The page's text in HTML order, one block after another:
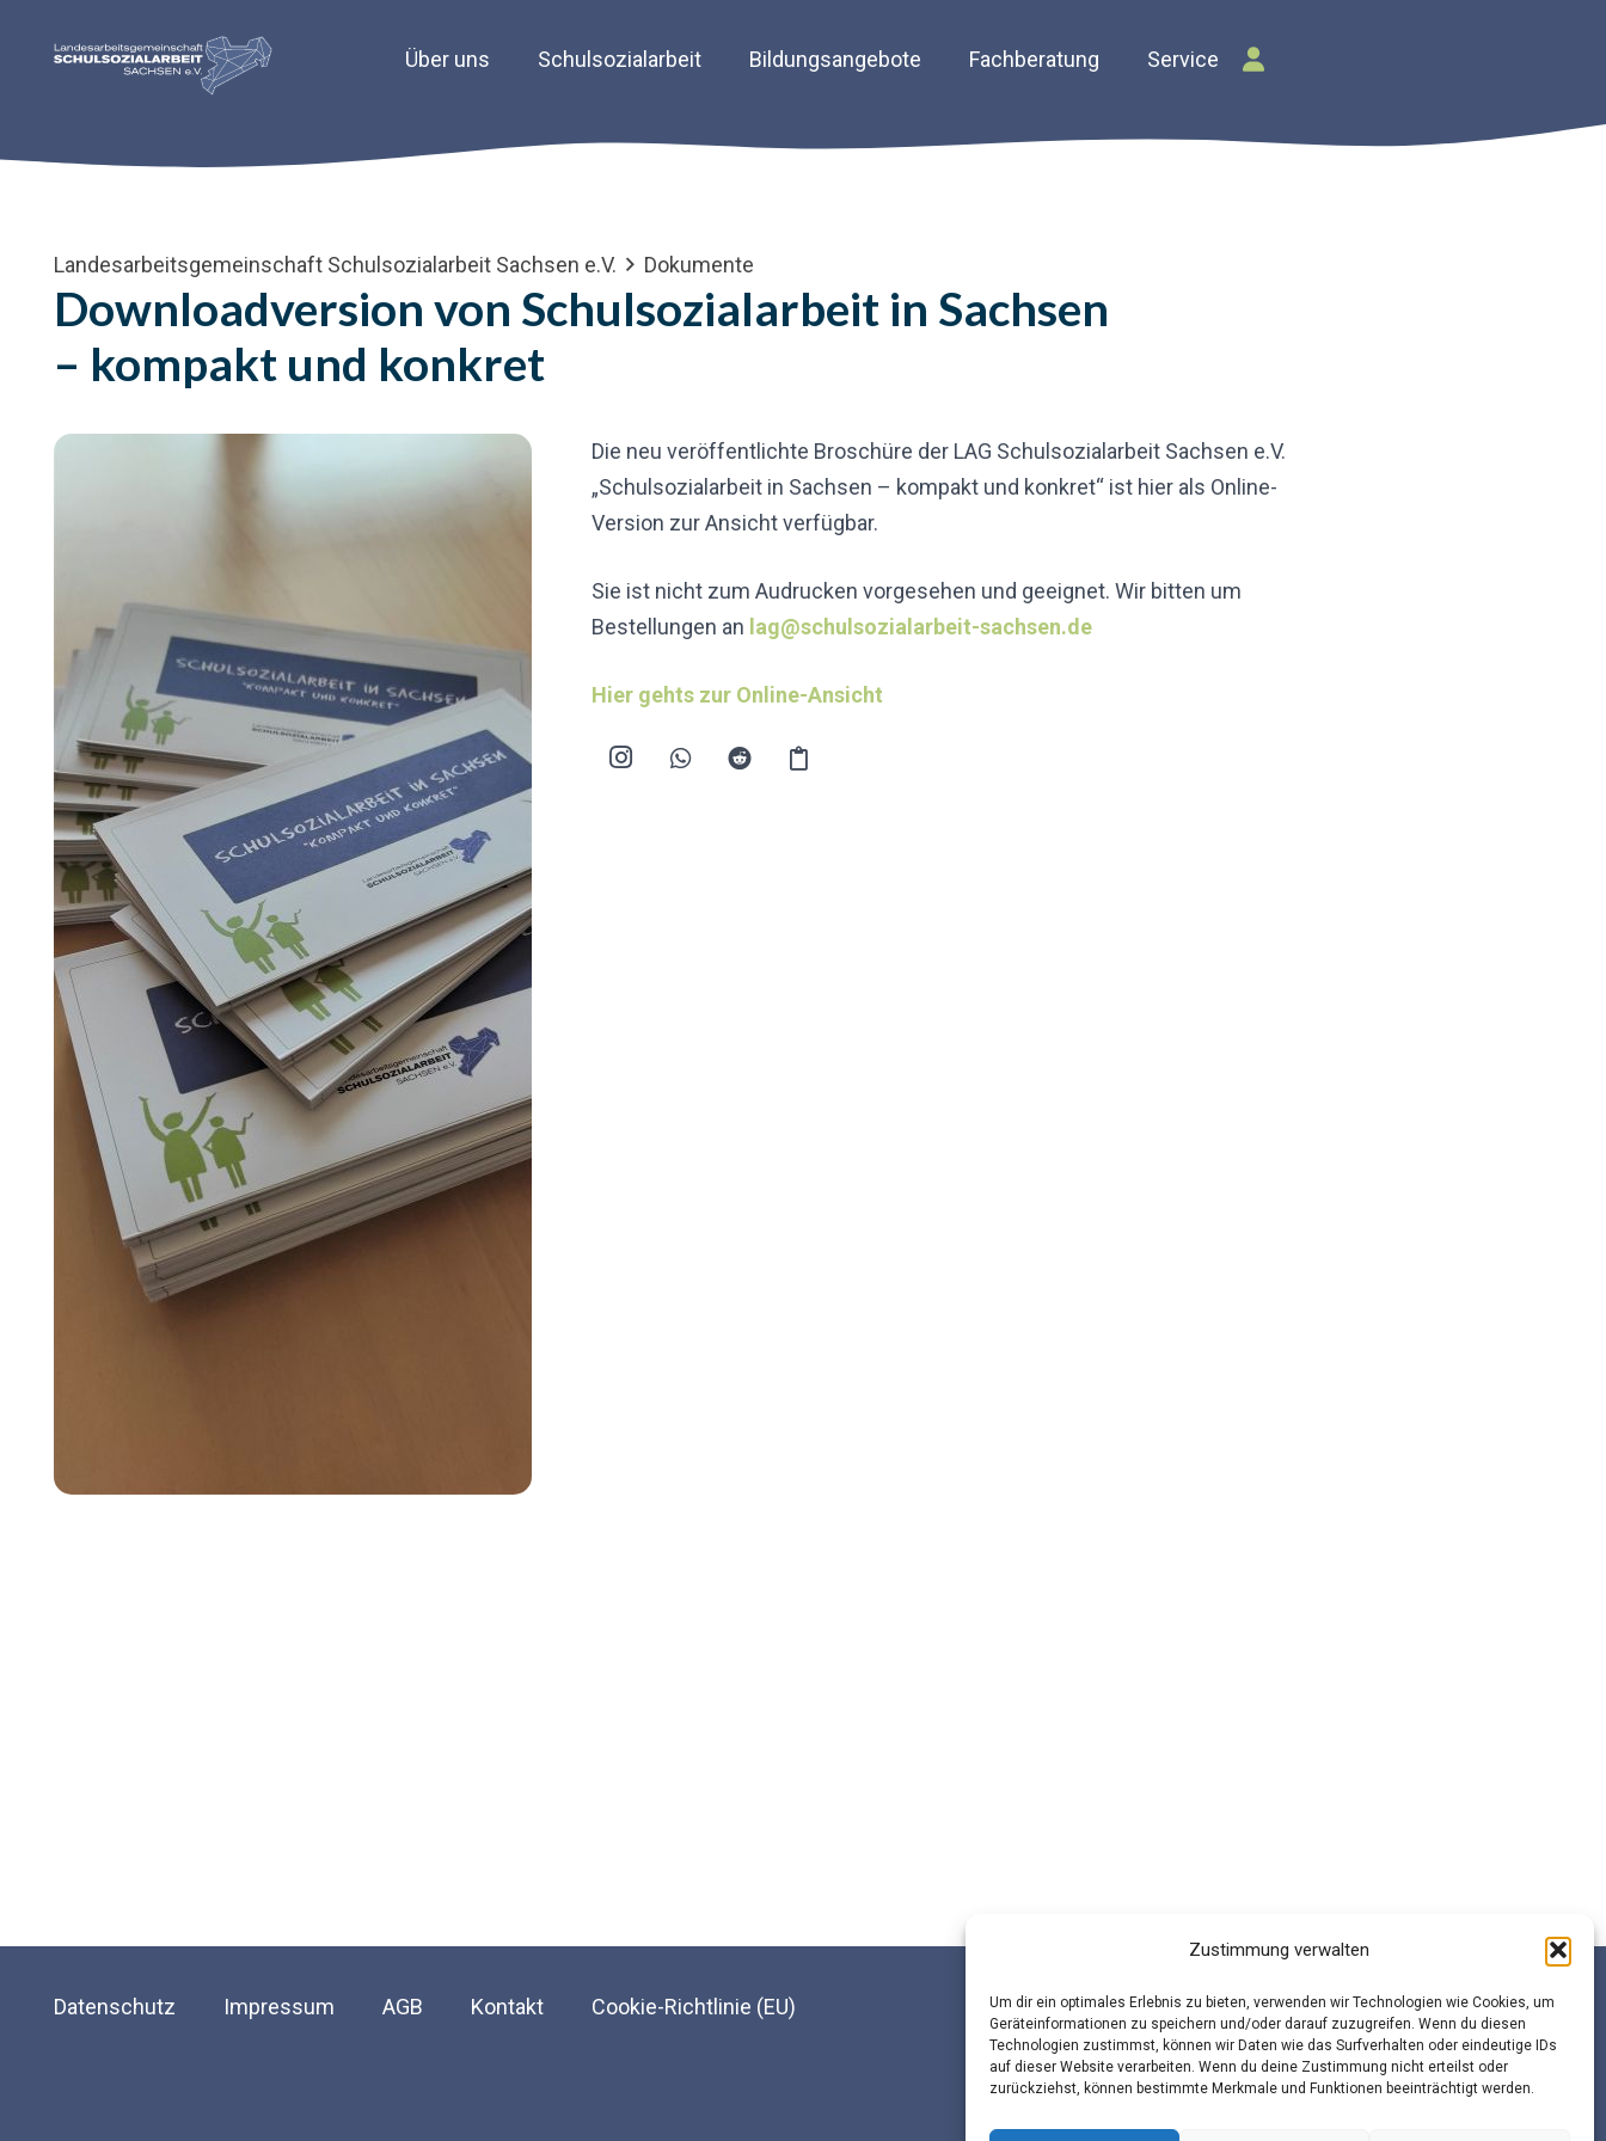
Zustimmung verwalten
Um dir ein optimales Erlebnis zu bieten, verwenden wir Technologien wie Cookies, um
Geräteinformationen zu speichern und/oder darauf zuzugreifen. Wenn du diesen
Technologien zustimmst, können wir Daten wie das Surfverhalten oder eindeutige IDs
auf dieser Website verarbeiten. Wenn du deine Zustimmung nicht erteilst oder
zurückziehst, können bestimmte Merkmale und Funktionen beeinträchtigt werden.
Über uns Schulsozialarbeit Bildungsangebote Fachberatung Service
Landesarbeitsgemeinschaft Schulsozialarbeit Sachsen e.V. Dokumente
Downloadversion von Schulsozialarbeit in Sachsen
– kompakt und konkret
Die neu veröffentlichte Broschüre der LAG Schulsozialarbeit Sachsen e.V.
„Schulsozialarbeit in Sachsen – kompakt und konkret“ ist hier als Online-
Version zur Ansicht verfügbar.
Sie ist nicht zum Audrucken vorgesehen und geeignet. Wir bitten um
Bestellungen an lag@schulsozialarbeit-sachsen.de
Hier gehts zur Online-Ansicht
Datenschutz Impressum AGB Kontakt Cookie-Richtlinie (EU)
© Landesarbeitsgemeinschaft Schulsozialarbeit Sachsen e.V.